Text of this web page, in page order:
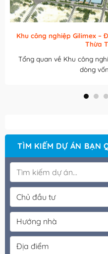
Cụm công nghiệp Phạm
phá mới trong phát
Trong bối cảnh Việt Nam
hiện
TÌM KIẾM DỰ ÁN BẠN